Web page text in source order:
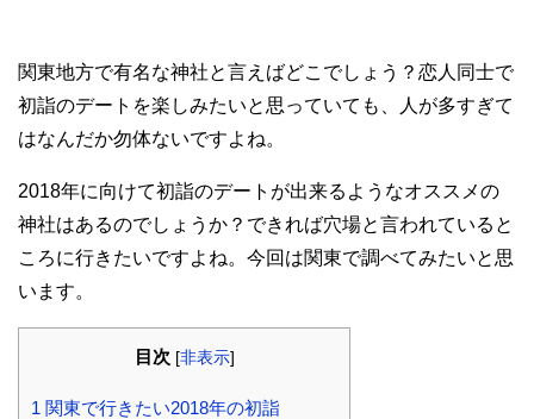
関東地方で有名な神社と言えばどこでしょう？恋人同士で
初詣のデートを楽しみたいと思っていても、人が多すぎて
はなんだか勿体ないですよね。
2018年に向けて初詣のデートが出来るようなオススメの
神社はあるのでしょうか？できれば穴場と言われていると
ころに行きたいですよね。今回は関東で調べてみたいと思
います。
目次 [非表示]
1 関東で行きたい2018年の初詣